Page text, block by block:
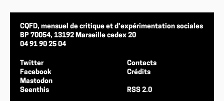
CQFD, mensuel de critique et d’expérimentation sociales
BP 70054, 13192 Marseille cedex 20
04 91 90 25 04
Twitter
Facebook
Mastodon
Seenthis
Contacts
Crédits
RSS 2.0